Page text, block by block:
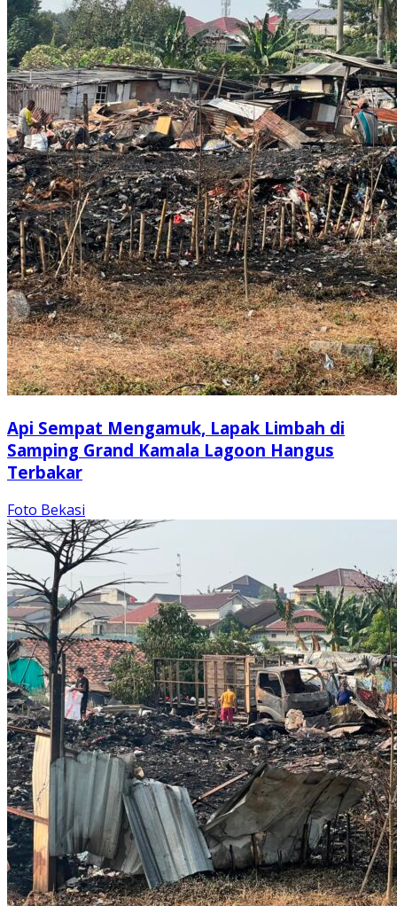
Api Sempat Mengamuk, Lapak Limbah di
Samping Grand Kamala Lagoon Hangus
Terbakar
Foto Bekasi